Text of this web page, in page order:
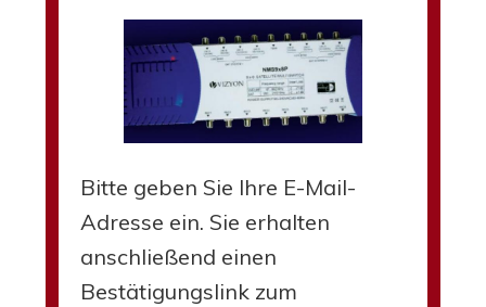
Bitte geben Sie Ihre E-Mail-
Adresse ein. Sie erhalten
anschließend einen
Bestätigungslink zum